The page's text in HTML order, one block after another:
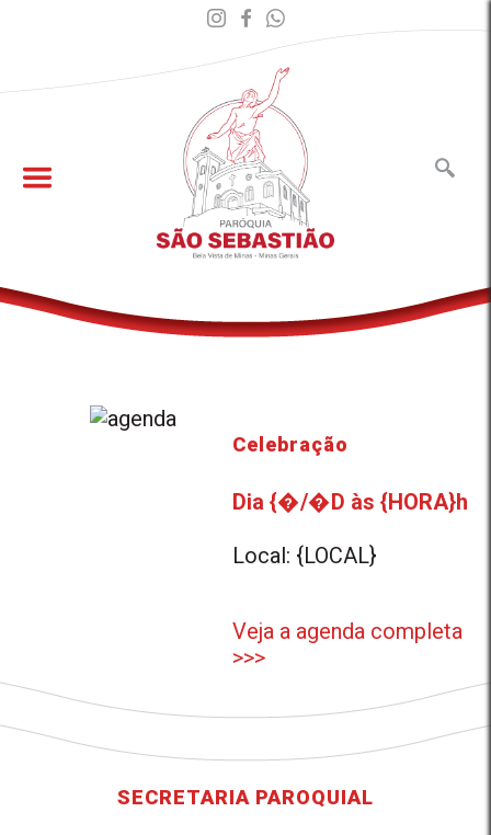
Celebração
Dia {�/�D às {HORA}h
Local: {LOCAL}
Veja a agenda completa
>>>
SECRETARIA PAROQUIAL